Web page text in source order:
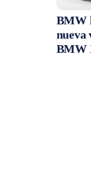
BMW
nueva
BMW